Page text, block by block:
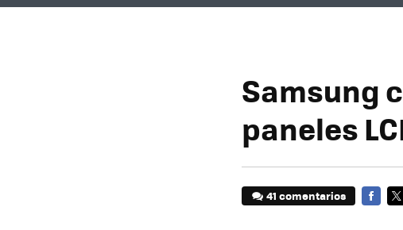
Samsung
paneles
41 comentarios